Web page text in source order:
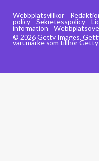
© 2026 Getty Images.
varumärke som tillhör Getty
Webbplatsvillkor
policy Sekretesspolicy
information